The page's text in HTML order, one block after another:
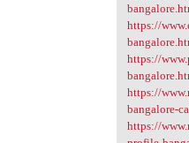
https://
https://
https://
bangalore-
https://